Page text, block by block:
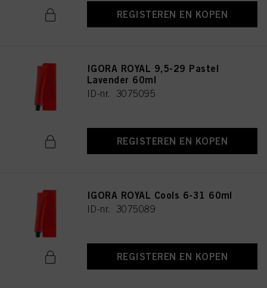
REGISTEREN EN KOPEN
IGORA ROYAL 9,5-29 Pastel
Lavender 60ml
ID-nr. 3075095
REGISTEREN EN KOPEN
IGORA ROYAL Cools 6-31 60ml
ID-nr. 3075089
REGISTEREN EN KOPEN